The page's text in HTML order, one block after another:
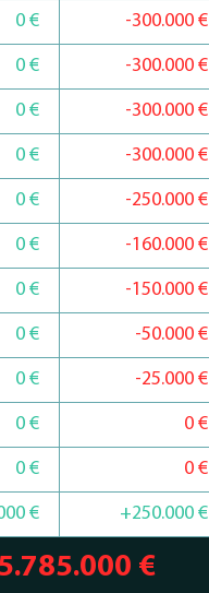
0 € -300.000 €
0 € -300.000 €
0 € -300.000 €
0 € -300.000 €
0 € -250.000 €
0 € -160.000 €
0 € -150.000 €
0 € -50.000 €
0 € -25.000 €
0 € 0 €
0 € 0 €
€ +250.000 €
€